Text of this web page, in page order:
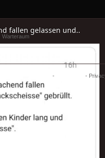
fallen gelassen und..
Warteraum
- -